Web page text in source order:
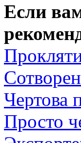
Если
Чертова
Просто